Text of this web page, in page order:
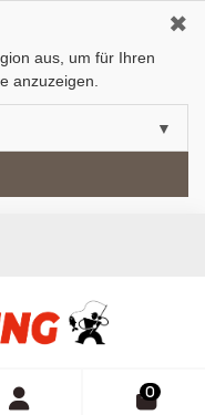
aus, um für Ihren
anzuzeigen.
✖
0